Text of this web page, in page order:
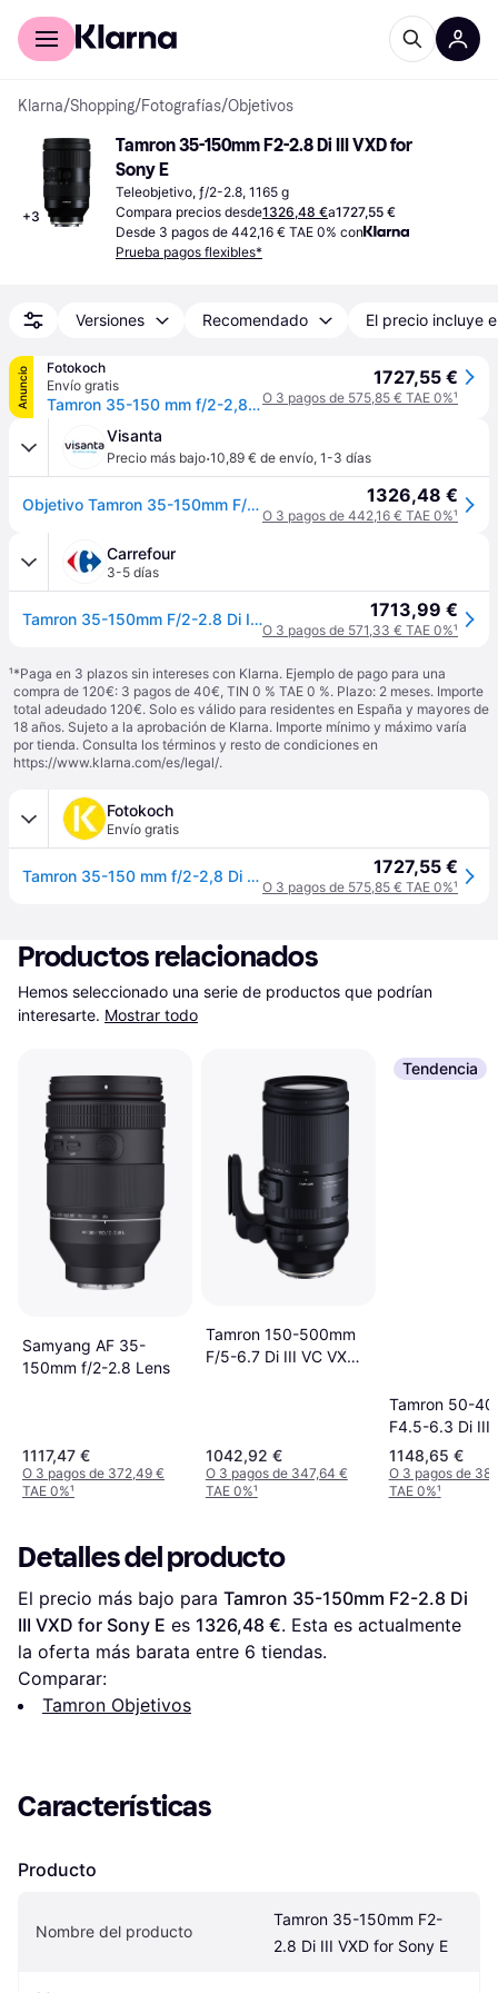
Comprar con Klarna
Klarna/Shopping/Fotografías/Objetivos
+3
Tamron 35-150mm F2-2.8 Di III VXD for
Sony E
Teleobjetivo, ƒ/2-2.8, 1165 g
Compara precios desde1326,48 €a1727,55 €
Desde 3 pagos de 442,16 € TAE 0% con
Prueba pagos flexibles*
Versiones Recomendado El precio incluye
Anuncio
Fotokoch
Envío gratis
Tamron 35-150 mm f/2-2,8 Di III VXD Montura Sony FE
1727,55 €
O 3 pagos de 575,85 € TAE 0%¹
Visanta
Precio más bajo·10,89 € de envío, 1-3 días
Objetivo Tamron 35-150mm F/2-2.8 Di III VXD para Sony E 1326,48 €
O 3 pagos de 442,16 € TAE 0%¹
Carrefour
3-5 días
Tamron 35-150mm F/2-2.8 Di Iii Vxd Milc / Slr Objetivo Ancho Negro 1713,99 €
O 3 pagos de 571,33 € TAE 0%¹
¹*Paga en 3 plazos sin intereses con Klarna. Ejemplo de pago para una
compra de 120€: 3 pagos de 40€, TIN 0 % TAE 0 %. Plazo: 2 meses. Importe
total adeudado 120€. Solo es válido para residentes en España y mayores de
18 años. Sujeto a la aprobación de Klarna. Importe mínimo y máximo varía
por tienda. Consulta los términos y resto de condiciones en
https://www.klarna.com/es/legal/.
Fotokoch
Envío gratis
Tamron 35-150 mm f/2-2,8 Di III VXD Montura Sony FE 1727,55 €
O 3 pagos de 575,85 € TAE 0%¹
Productos relacionados
Hemos seleccionado una serie de productos que podrían
interesarte. Mostrar todo
Samyang AF 35-
150mm f/2-2.8 Lens
1117,47 €
O 3 pagos de 372,49 €
TAE 0%¹
Tamron 150-500mm
F/5-6.7 Di III VC VXD
1042,92 €
O 3 pagos de 347,64 €
TAE 0%¹
Tendencia
Tamron 50-
F4.5-6.3 Di III
Sony E
1148,65 €
O 3 pagos de
TAE 0%¹
Detalles del producto
El precio más bajo para Tamron 35-150mm F2-2.8 Di
III VXD for Sony E es 1326,48 €. Esta es actualmente
la oferta más barata entre 6 tiendas.
Comparar:
Tamron Objetivos
Características
Producto
Nombre del producto
Tamron 35-150mm F2-
2.8 Di III VXD for Sony E